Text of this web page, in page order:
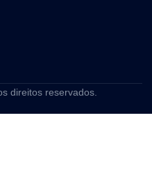
direitos reservados.